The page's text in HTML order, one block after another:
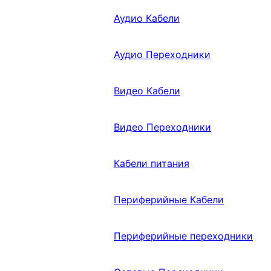
Аудио Кабели
Аудио Переходники
Видео Кабели
Видео Переходники
Кабели питания
Периферийные Кабели
Периферийные переходники